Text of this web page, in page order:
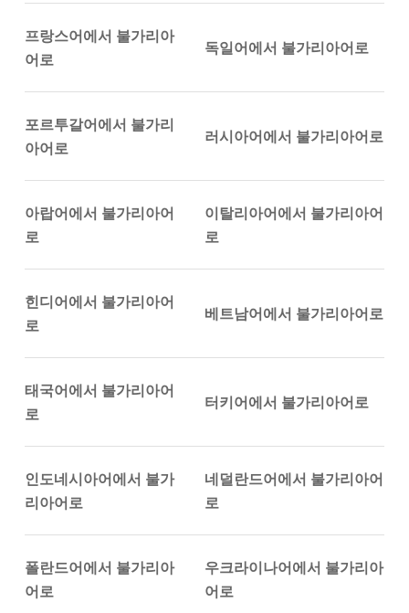
프랑스어에서 불가리아
어로
독일어에서 불가리아어로
포르투갈어에서 불가리
아어로
러시아어에서 불가리아어로
아랍어에서 불가리아어
로
이탈리아어에서 불가리아어
로
힌디어에서 불가리아어
로
베트남어에서 불가리아어로
태국어에서 불가리아어
로
터키어에서 불가리아어로
인도네시아어에서 불가
리아어로
네덜란드어에서 불가리아어
로
폴란드어에서 불가리아
어로
우크라이나어에서 불가리아
어로